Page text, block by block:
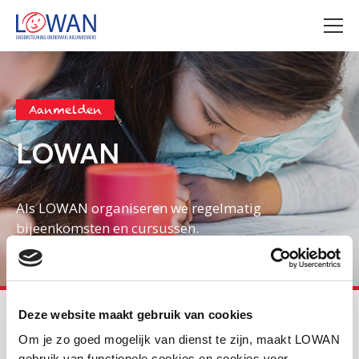
Deze website maakt gebruik van cookies
Om je zo goed mogelijk van dienst te zijn, maakt LOWAN
Aanmelden
LOWAN
Als LOWAN organiseren we regelmatig
bijeenkomsten en cursussen.
LOWAN Primair onderwijs
LOWAN netwerk
Woordenschatonderwijs & Open Space Wereld vol